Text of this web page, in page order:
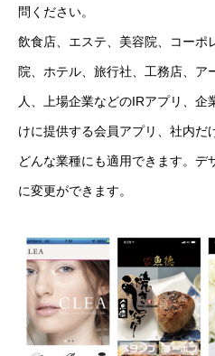
問ください。
飲食店、エステ、美容院、コーポ
院、ホテル、旅行社、工務店、ア
人、上場企業などのIRアプリ、
けに提供する会員アプリ、社内だ
どんな業種にも適用できます。デ
に変更ができます。